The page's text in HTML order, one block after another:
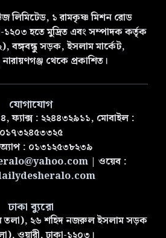
লিমিটেড, ১ রামকৃষ্ণ মিশন রোড
১২০৩ হতে মুদ্রিত এবং সম্পাদক কর্তৃক
বঙ্গবন্ধু সড়ক, ইসলাম মার্কেট,
থেকে প্রকাশিত।
যোগাযোগ
ফ্যাক্স : ২২৪৪৩২৯১১, মোবাইল :
০১৭৩২৪৫৩৩২৫
: ০১৩১২৫৩৮২৩৯
| ওয়েব :
ঢাকা ব্যুরো
তলা), ২৬ শহিদ নজরুল ইসলাম সড়ক